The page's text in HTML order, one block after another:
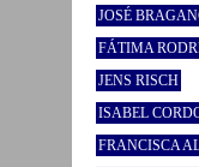
JOSÉ
FÁTIMA
JENS RISCH
ISABEL
FRANCISCA